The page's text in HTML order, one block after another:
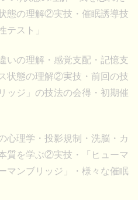
態の理解②実技・催眠誘導技
テスト」
の理解・感覚支配・記憶支
状態の理解②実技・前回の技
ッジ」の技法の会得・初期催
理学・投影規制・洗脳・カ
質を学ぶ②実技・「ヒューマ
マンブリッジ」・様々な催眠